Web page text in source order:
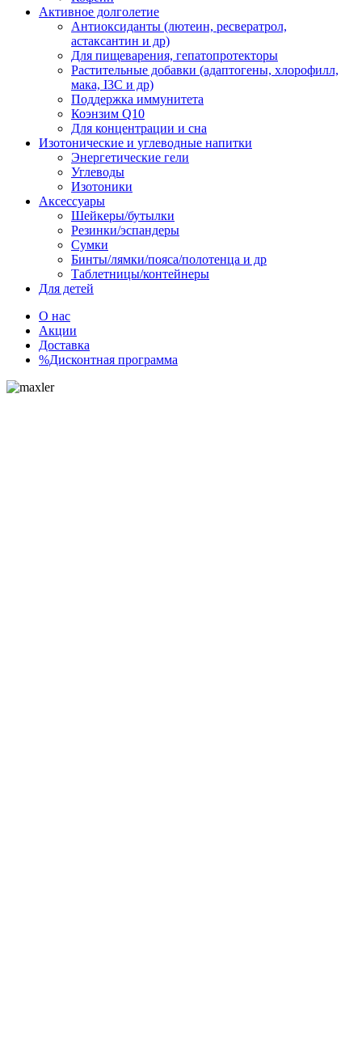
Активное долголетие
Антиоксиданты (лютеин, ресвератрол,
астаксантин и др)
Для пищеварения, гепатопротекторы
Растительные добавки (адаптогены, хлорофилл,
мака, I3C и др)
Поддержка иммунитета
Коэнзим Q10
Для концентрации и сна
Изотонические и углеводные напитки
Энергетические гели
Углеводы
Изотоники
Аксессуары
Шейкеры/бутылки
Резинки/эспандеры
Сумки
Бинты/лямки/пояса/полотенца и др
Таблетницы/контейнеры
Для детей
О нас
Акции
Доставка
%Дисконтная программа